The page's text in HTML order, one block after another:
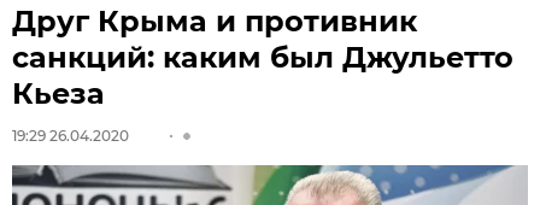
Друг Крыма и противник
санкций: каким был Джульетто
Кьеза
19:29 26.04.2020